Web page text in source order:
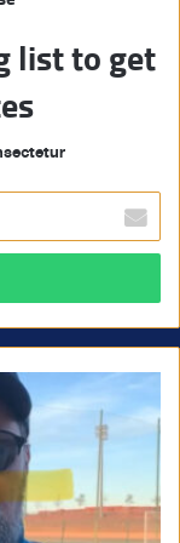
list to get
خ
ل
ر
ا
إ
ل
ر
و
ن